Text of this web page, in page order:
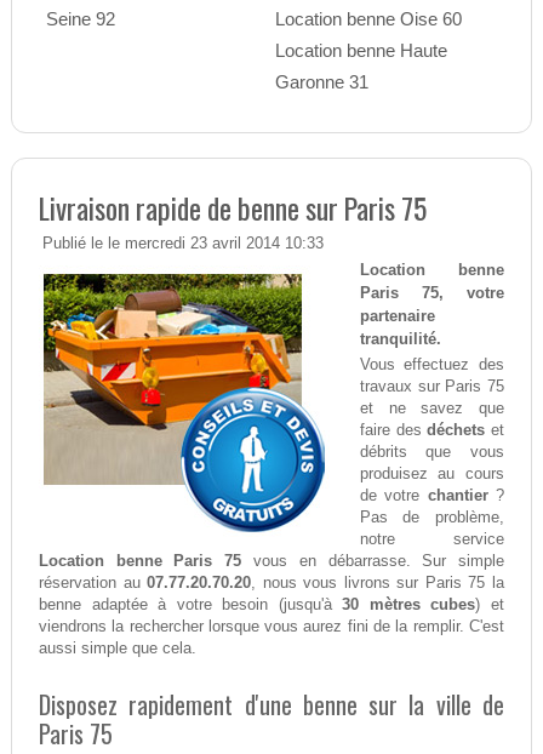
Seine 92
Location benne Oise 60
Location benne Haute
Garonne 31
Livraison rapide de benne sur Paris 75
Publié le le mercredi 23 avril 2014 10:33
Location benne
Paris 75, votre
partenaire
tranquilité.
Vous effectuez des
travaux sur Paris 75
et ne savez que
faire desdéchets et
débrits que vous
produisez au cours
de votre chantier?
Pas de problème,
notre service
Location benne Paris 75 vous en débarrasse. Sur simple
réservation au07.77.20.70.20, nous vous livrons sur Paris 75 la
benne adaptée à votre besoin (jusqu'à30 mètres cubes) et
viendrons la rechercher lorsque vous aurez fini de la remplir. C'est
aussi simple que cela.
Disposez rapidement d'une benne sur la ville de
Paris 75